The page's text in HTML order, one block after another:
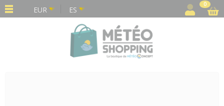
EUR ES
0
Panel de gestión de cookies